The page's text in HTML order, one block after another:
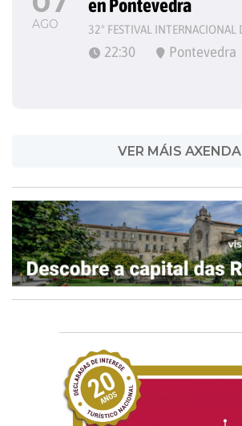
AGO
en Pontevedra
22:30 Pontevedra
VER MÁIS AXENDA